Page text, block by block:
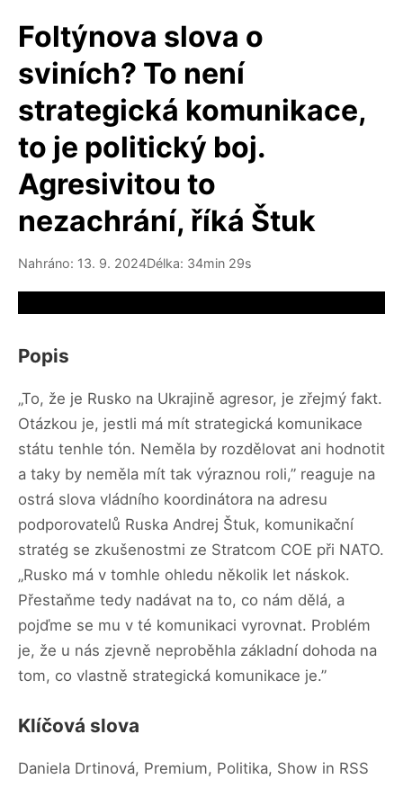
Foltýnova slova o
sviních? To není
strategická komunikace,
to je politický boj.
Agresivitou to
nezachrání, říká Štuk
Nahráno: 13. 9. 2024Délka: 34min 29s
Popis
„To, že je Rusko na Ukrajině agresor, je zřejmý fakt.
Otázkou je, jestli má mít strategická komunikace
státu tenhle tón. Neměla by rozdělovat ani hodnotit
a taky by neměla mít tak výraznou roli,” reaguje na
ostrá slova vládního koordinátora na adresu
podporovatelů Ruska Andrej Štuk, komunikační
stratég se zkušenostmi ze Stratcom COE při NATO.
„Rusko má v tomhle ohledu několik let náskok.
Přestaňme tedy nadávat na to, co nám dělá, a
pojďme se mu v té komunikaci vyrovnat. Problém
je, že u nás zjevně neproběhla základní dohoda na
tom, co vlastně strategická komunikace je.”
Klíčová slova
Daniela Drtinová, Premium, Politika, Show in RSS